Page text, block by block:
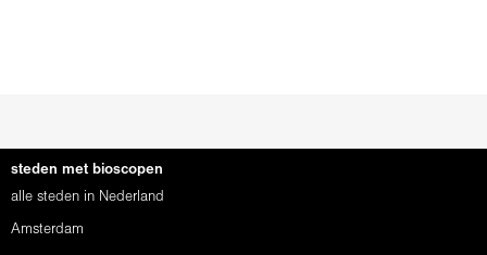
steden met bioscopen
alle steden in Nederland
Amsterdam